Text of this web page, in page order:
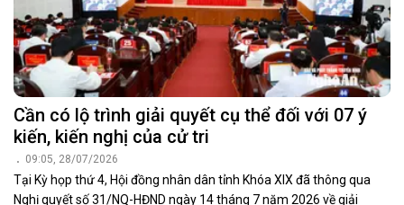
Cần có lộ trình giải quyết cụ thể đối với 07 ý
kiến, kiến nghị của cử tri
09:05, 28/07/2026
Tại Kỳ họp thứ 4, Hội đồng nhân dân tỉnh Khóa XIX đã thông qua
Nghị quyết số 31/NQ-HĐND ngày 14 tháng 7 năm 2026 về giải